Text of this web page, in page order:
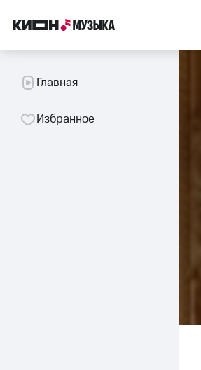
Главная
Избранное